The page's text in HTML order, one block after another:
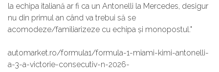
la echipa italiană ar fi ca un Antonelli la Mercedes, desigur
nu din primul an când va trebui să se
acomodeze/familiarizeze cu echipa și monopostul."
automarket.ro/formula1/formula-1-miami-kimi-antonelli-
a-3-a-victorie-consecutiv-n-2026-